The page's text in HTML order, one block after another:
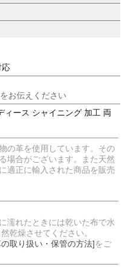
応
お伝えください
ィース シャイニング 加工 両
の革を使用しています。その
場合がございます。また天然
適正に輸入された商品を販売
濡れたときには乾いた布で水
乾燥させてください。
取り扱い・保管の方法]をご